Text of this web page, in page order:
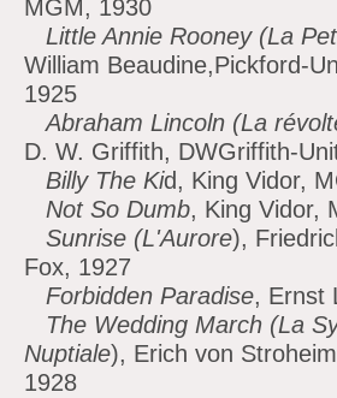
MGM, 1930
Little Annie Rooney (La
William Beaudine,Pickford-
1925
Abraham Lincoln (La
D. W. Griffith, DWGriffith-
Billy The Kid, King Vidor,
Not So Dumb, King Vidor,
Sunrise (L'Aurore),
Fox, 1927
Forbidden Paradise, Ernst
The Wedding March (La
Nuptiale), Erich von
1928